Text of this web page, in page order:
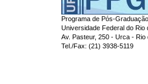
Programa de Pós-
Universidade Federal do Rio
Av. Pasteur, 250 - Urca -
Tel./Fax: (21) 3938-5119